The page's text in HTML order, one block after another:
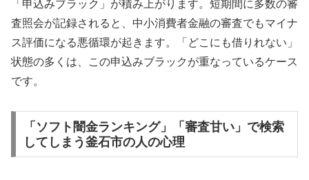
「申込みブラック」が積み上がります。短期間に多数の審
査照会が記録されると、中小消費者金融の審査でもマイナ
ス評価になる悪循環が起きます。「どこにも借りれない」
状態の多くは、この申込みブラックが重なっているケース
です。
「ソフト闇金ランキング」「審査甘い」で検索
してしまう釜石市の人の心理